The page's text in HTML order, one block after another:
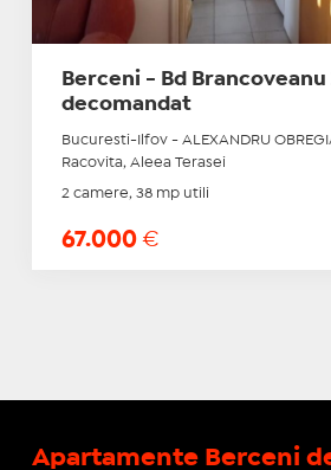
Berceni - Bd
decomandat
Bucuresti-Ilfov - ALEXANDRU
Racovita, Aleea Terasei
2 camere, 38 mp utili
67.000 €
Apartamente Berceni